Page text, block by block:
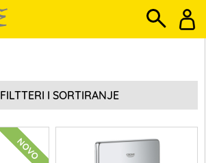
FILTTERI I SORTIRANJE
NOVO